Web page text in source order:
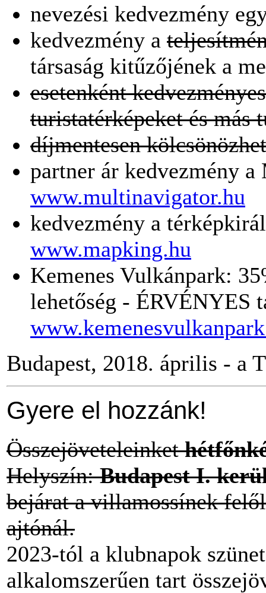
nevezési kedvezmény
kedvezmény a
társaság kitűzőjének a
esetenként
turistatérképeket és más
díjmentesen
partner ár kedvezmény
www.multinavigator.hu
kedvezmény a
www.mapking.hu
Kemenes Vulkánpark:
lehetőség - ÉRVÉNYES
Budapest, 2018. április - a
Gyere el hozzánk!
Összejöveteleinket
Helyszín:Budapest I.
bejárat a villamossínek
ajtónál.
2023-tól a klubnapok
alkalomszerűen tart